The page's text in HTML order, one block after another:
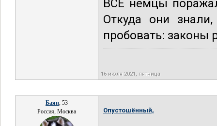
ВСЕ немцы
Откуда они
пробовать: законы
16 июля 2021, пятница
Баян, 53
Россия, Москва
Опустошённый,